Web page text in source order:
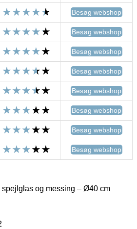
Besøg webshop
Besøg webshop
Besøg webshop
Besøg webshop
Besøg webshop
Besøg webshop
Besøg webshop
Besøg webshop
spejlglas og messing – Ø40 cm